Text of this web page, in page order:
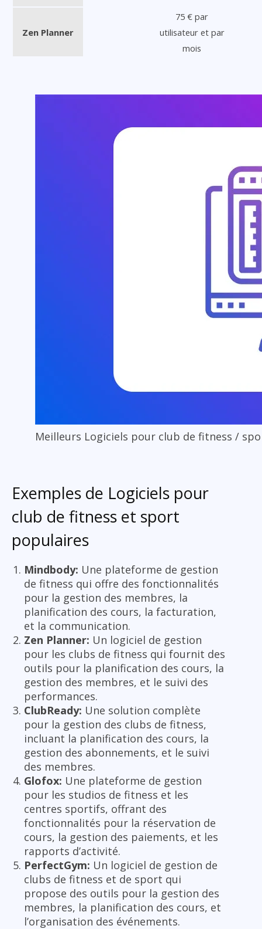
Zen Planner
75 € par
utilisateur et par
mois
Meilleurs Logiciels pour club de fitness /
Exemples de Logiciels pour
club de fitness et sport
populaires
Mindbody: Une plateforme de gestion
de fitness qui offre des fonctionnalités
pour la gestion des membres, la
planification des cours, la facturation,
et la communication.
Zen Planner: Un logiciel de gestion
pour les clubs de fitness qui fournit des
outils pour la planification des cours, la
gestion des membres, et le suivi des
performances.
ClubReady: Une solution complète
pour la gestion des clubs de fitness,
incluant la planification des cours, la
gestion des abonnements, et le suivi
des membres.
Glofox: Une plateforme de gestion
pour les studios de fitness et les
centres sportifs, offrant des
fonctionnalités pour la réservation de
cours, la gestion des paiements, et les
rapports d’activité.
PerfectGym: Un logiciel de gestion de
clubs de fitness et de sport qui
propose des outils pour la gestion des
membres, la planification des cours, et
l’organisation des événements.